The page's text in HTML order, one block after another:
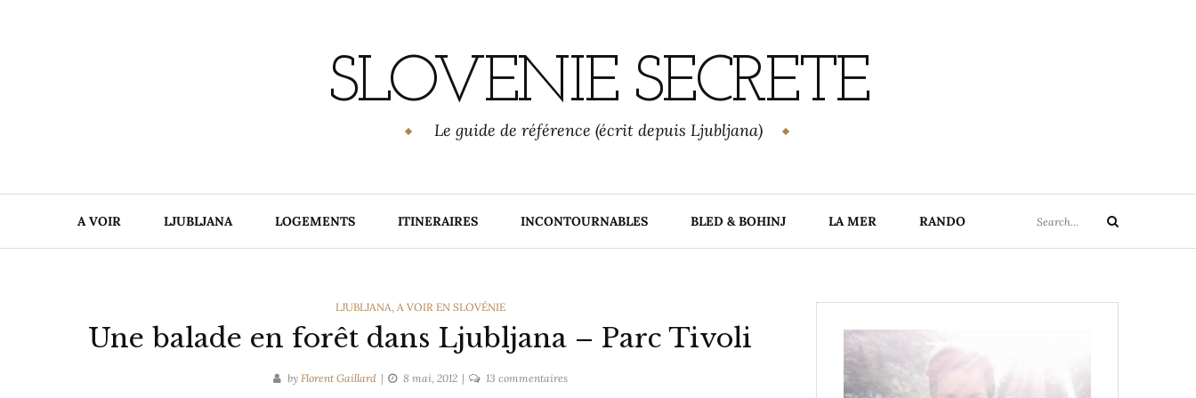
SLOVENIE SECRETE
Le guide de référence (écrit depuis Ljubljana)
A VOIR LJUBLJANA LOGEMENTS ITINERAIRES INCONTOURNABLES BLED & BOHINJ LA MER RANDO
for:
Search
CATEGORIES
LJUBLJANA, A VOIR EN SLOVÉNIE
Une balade en forêt dans Ljubljana – Parc Tivoli
by Florent Gaillard 8 mai, 2012 13 commentairessur